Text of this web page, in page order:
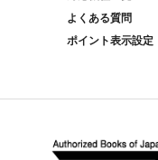
よくある質問
ポイント表示設定